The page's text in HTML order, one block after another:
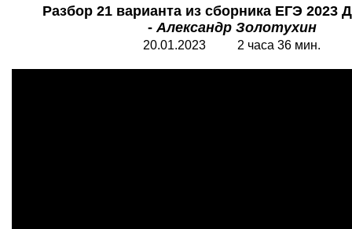
Разбор 21 варианта из сборника ЕГЭ 2023
-Александр Золотухин
20.01.2023 2 часа 36 мин.